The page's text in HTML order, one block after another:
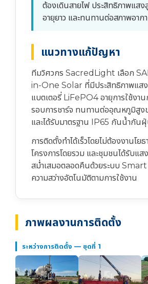
ต้องเดินสายไฟ ประสิทธิภาพแสง
อายุยาว และทนทานต่อสภาพอาก
แนวทางแก้ปัญหา
ทีมวิศวกร SacredLight เลือก
in-One Solar ที่มีประสิทธิภาพแส
แบตเตอรี่ LiFePO4 อายุการใช้งา
รอบการชาร์จ ทนทานต่ออุณหภูมิสูง
และได้รับมาตรฐาน IP65 กันน้ำกัน
การติดตั้งทำได้เร็วโดยไม่ต้องงานโย
โครงการโดยรวม และชุมชนได้รับแส
สม่ำเสมอตลอดคืนด้วยระบบ
ความสว่างอัตโนมัติตามการใช้งาน
ภาพผลงานการติดตั้ง
ระหว่างการติดตั้ง — ชุดที่ 1